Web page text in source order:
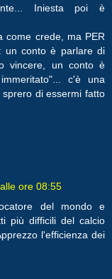
Iniesta poi è
come crede, ma PER
un conto è parlare di
vincere, un conto è
c'è una
di essermi fatto
ore 08:55
del mondo e
più difficili del calcio
l'efficienza dei